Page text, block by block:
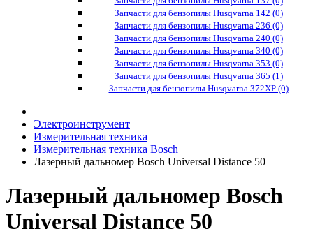
Запчасти для бензопилы Husqvarna 142 (0)
Запчасти для бензопилы Husqvarna 236 (0)
Запчасти для бензопилы Husqvarna 240 (0)
Запчасти для бензопилы Husqvarna 340 (0)
Запчасти для бензопилы Husqvarna 353 (0)
Запчасти для бензопилы Husqvarna 365 (1)
Запчасти для бензопилы Husqvarna 372XP (0)
Электроинструмент
Измерительная техника
Измерительная техника Bosch
Лазерный дальномер Bosch Universal Distance 50
Лазерный дальномер Bosch
Universal Distance 50